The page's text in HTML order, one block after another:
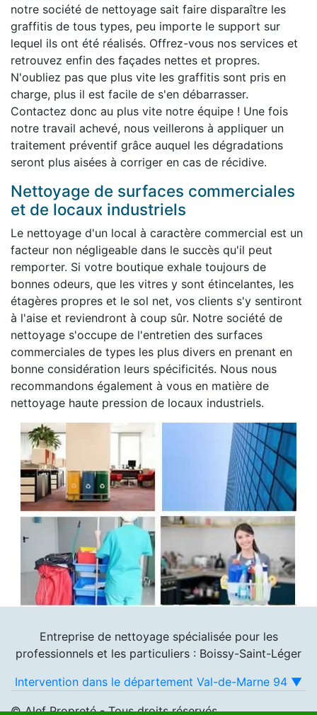
notre société de nettoyage sait faire disparaître les
graffitis de tous types, peu importe le support sur
lequel ils ont été réalisés. Offrez-vous nos services et
retrouvez enfin des façades nettes et propres.
N'oubliez pas que plus vite les graffitis sont pris en
charge, plus il est facile de s'en débarrasser.
Contactez donc au plus vite notre équipe ! Une fois
notre travail achevé, nous veillerons à appliquer un
traitement préventif grâce auquel les dégradations
seront plus aisées à corriger en cas de récidive.
Nettoyage de surfaces commerciales
et de locaux industriels
Le nettoyage d'un local à caractère commercial est un
facteur non négligeable dans le succès qu'il peut
remporter. Si votre boutique exhale toujours de
bonnes odeurs, que les vitres y sont étincelantes, les
étagères propres et le sol net, vos clients s'y sentiront
à l'aise et reviendront à coup sûr. Notre société de
nettoyage s'occupe de l'entretien des surfaces
commerciales de types les plus divers en prenant en
bonne considération leurs spécificités. Nous nous
recommandons également à vous en matière de
nettoyage haute pression de locaux industriels.
Entreprise de nettoyage spécialisée pour les
professionnels et les particuliers : Boissy-Saint-Léger
Intervention dans le département Val-de-Marne 94 ▼
© Alef Propreté - Tous droits réservés